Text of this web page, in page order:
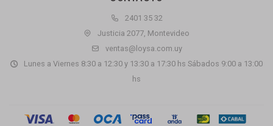
2401 35 32
Justicia 2077, Montevideo
ventas@loysa.com.uy
Lunes a Viernes 8:30 a 12:30 y 13:30 a 17:30 hs Sábados 9:00 a 13:00
hs